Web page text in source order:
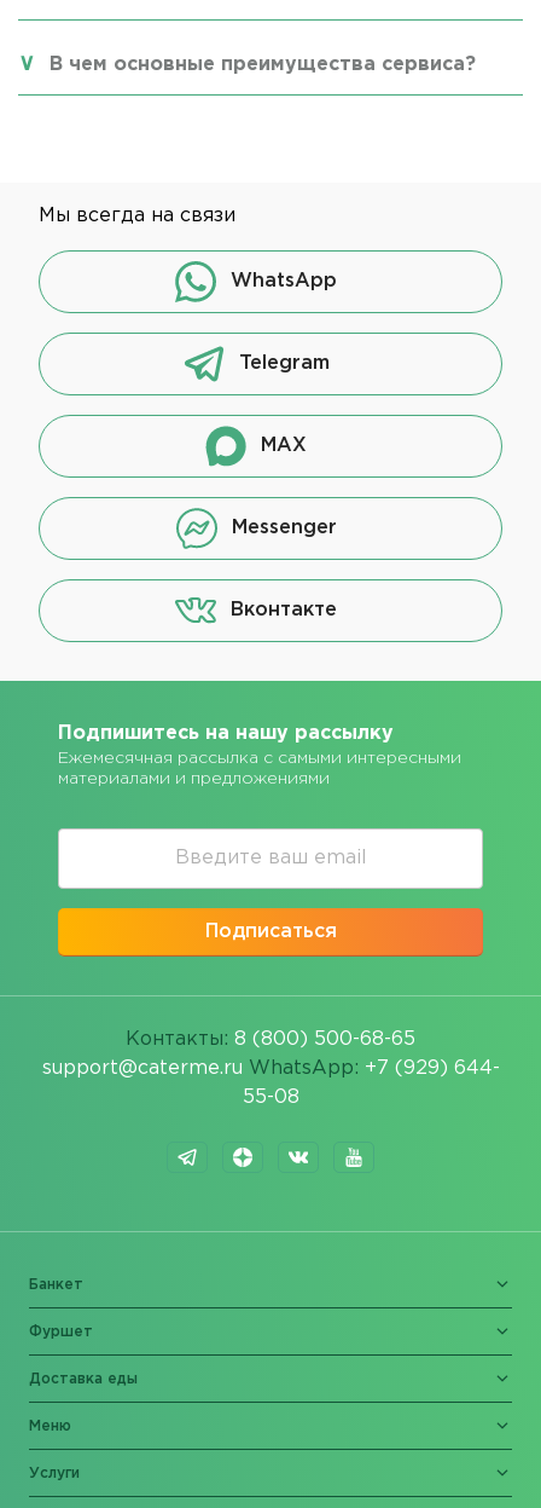
В чем основные преимущества сервиса?
Мы всегда на связи
WhatsApp
Telegram
MAX
Messenger
Вконтакте
Подпишитесь на нашу рассылку
Ежемесячная рассылка с самыми интересными
материалами и предложениями
Подписаться
Контакты: 8 (800) 500-68-65
support@caterme.ru WhatsApp: +7 (929) 644-
55-08
Банкет
Фуршет
Доставка еды
Меню
Услуги